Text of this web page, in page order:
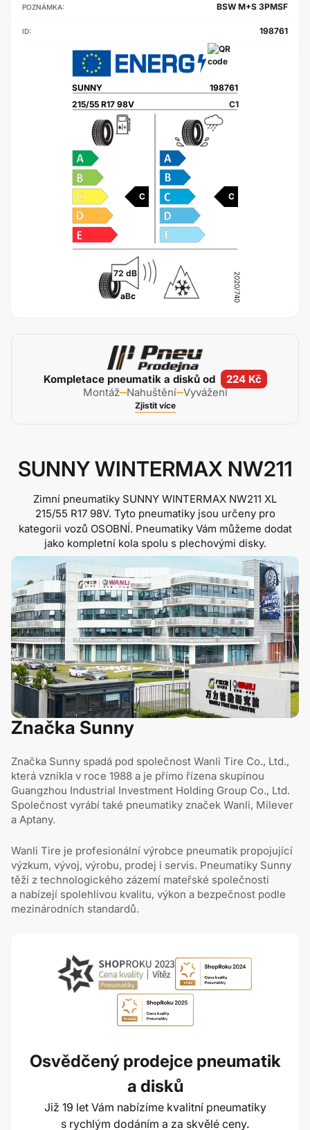
POZNÁMKA: BSW M+S 3PMSF
ID: 198761
215/55 R17 98V
SUNNY 198761
C C
72 dB
C1
2020/740
aBc
Kompletace pneumatik a disků od
224 Kč
Montáž Nahuštění Vyvážení
Zjistit více
SUNNY WINTERMAX NW211
Zimní pneumatiky SUNNY WINTERMAX NW211 XL
215/55 R17 98V. Tyto pneumatiky jsou určeny pro
kategorii vozů OSOBNÍ. Pneumatiky Vám můžeme dodat
jako kompletní kola spolu s plechovými disky.
Značka Sunny
Značka Sunny spadá pod společnost Wanli Tire Co., Ltd.,
která vznikla v roce 1988 a je přímo řízena skupinou
Guangzhou Industrial Investment Holding Group Co., Ltd.
Společnost vyrábí také pneumatiky značek Wanli, Milever
a Aptany.
Wanli Tire je profesionální výrobce pneumatik propojující
výzkum, vývoj, výrobu, prodej i servis. Pneumatiky Sunny
těží z technologického zázemí mateřské společnosti
a nabízejí spolehlivou kvalitu, výkon a bezpečnost podle
mezinárodních standardů.
Osvědčený prodejce pneumatik
a disků
Již 19 let Vám nabízíme kvalitní pneumatiky
s rychlým dodáním a za skvělé ceny.